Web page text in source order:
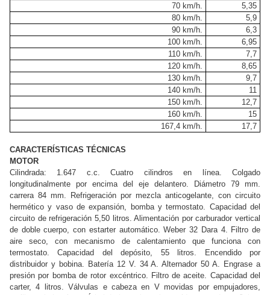
70 km/h.
5,35
80 km/h.
5,9
90 km/h.
6,3
100 km/h.
6,95
110 km/h.
7,7
120 km/h.
8,65
130 km/h.
9,7
140 km/h.
11
150 km/h.
12,7
160 km/h.
15
167,4 km/h. 17,7
CARACTERÍSTICAS TÉCNICAS
MOTOR
Cilindrada: 1.647 c.c. Cuatro cilindros en línea. Colgado
longitudinalmente por encima del eje delantero. Diámetro 79 mm.
carrera 84 mm. Refrigeración por mezcla anticogelante, con circuito
hermético y vaso de expansión, bomba y termostato. Capacidad del
circuito de refrigeración 5,50 litros. Alimentación por carburador vertical
de doble cuerpo, con estarter automático. Weber 32 Dara 4. Filtro de
aire seco, con mecanismo de calentamiento que funciona con
termostato. Capacidad del depósito, 55 litros. Encendido por
distribuidor y bobina. Batería 12 V. 34 A. Alternador 50 A. Engrase a
presión por bomba de rotor excéntrico. Filtro de aceite. Capacidad del
carter, 4 litros. Válvulas e cabeza en V movidas por empujadores,